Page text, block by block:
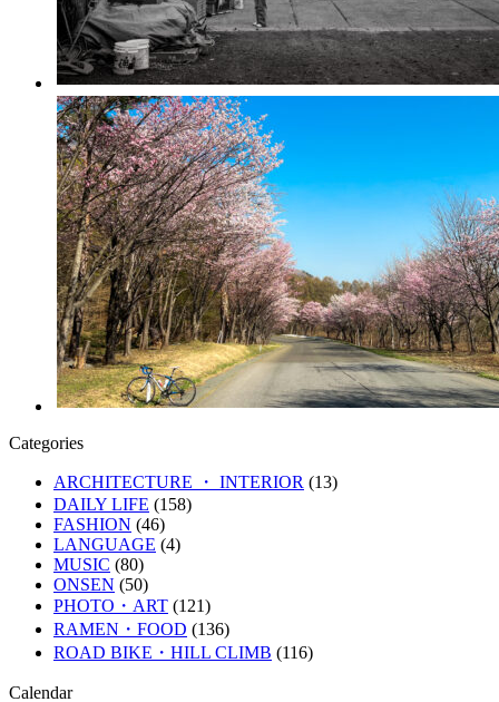
Categories
ARCHITECTURE ・ INTERIOR (13)
DAILY LIFE (158)
FASHION (46)
LANGUAGE (4)
MUSIC (80)
ONSEN (50)
PHOTO・ART (121)
RAMEN・FOOD (136)
ROAD BIKE・HILL CLIMB (116)
Calendar